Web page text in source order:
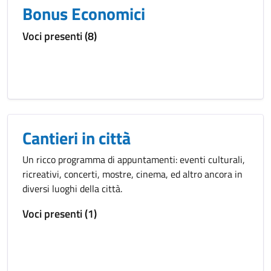
Bonus Economici
Voci presenti (8)
Cantieri in città
Un ricco programma di appuntamenti: eventi culturali,
ricreativi, concerti, mostre, cinema, ed altro ancora in
diversi luoghi della città.
Voci presenti (1)